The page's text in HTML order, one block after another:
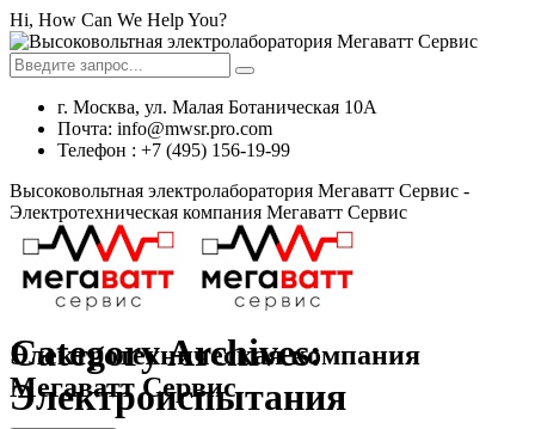
Hi, How Can We Help You?
г. Москва, ул. Малая Ботаническая 10А
Почта: info@mwsr.pro.com
Телефон : +7 (495) 156-19-99
Высоковольтная электролаборатория Мегаватт Сервис -
Электротехническая компания Мегаватт Сервис
Электротехническая компания
Мегаватт Сервис
Category Archives:
Электроиспытания